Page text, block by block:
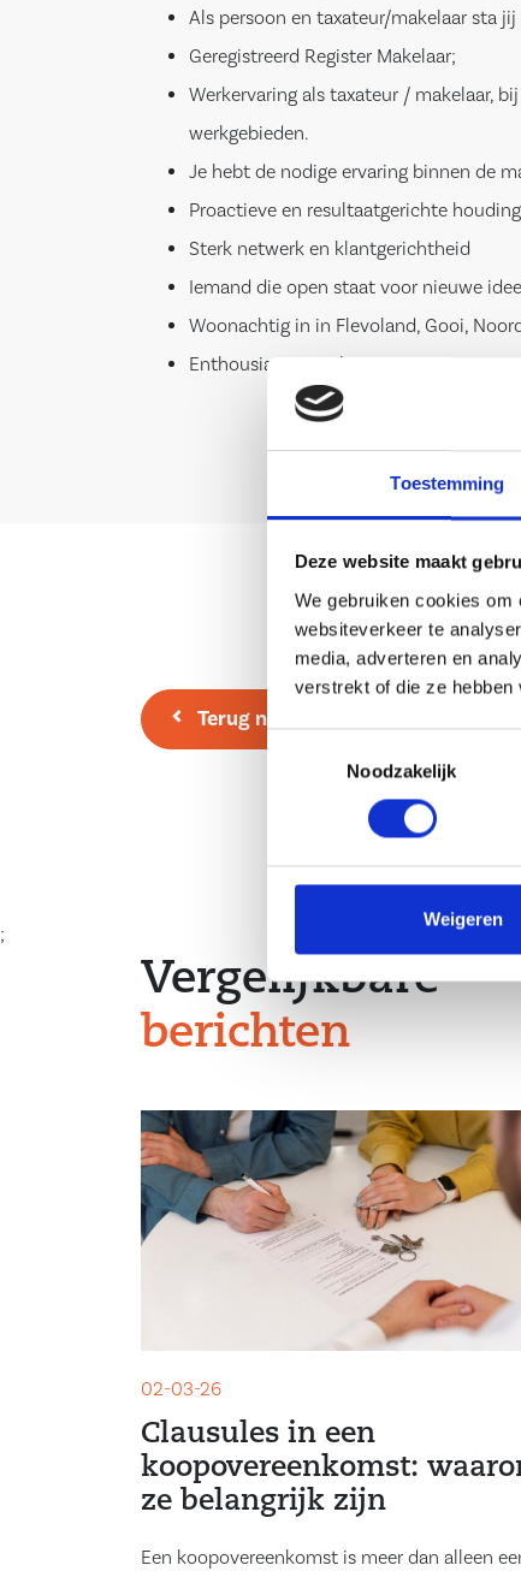
Toestemming
Deze website maakt
We gebruiken cookies om
websiteverkeer te
media, adverteren en
verstrekt of die ze
Noodzakelijk
Weigeren
Als persoon en taxateur/makelaar sta
Geregistreerd Register Makelaar;
Werkervaring als taxateur / makelaar,
werkgebieden.
Je hebt de nodige ervaring binnen de
Proactieve en resultaatgerichte
Sterk netwerk en klantgerichtheid
Iemand die open staat voor nieuwe
Woonachtig in in Flevoland, Gooi,
Enthousiast en vol energie.
Terug naar overzicht
;
Vergelijkbare
berichten
02-03-26
Clausules in een
koopovereenkomst:
ze belangrijk zijn
Een koopovereenkomst is meer dan alleen